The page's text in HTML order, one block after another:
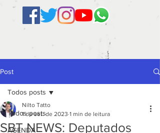
Post
Todos posts
AGENDA
Todos posts
SBT NEWS: Deputados
Nilto Tatto
1 de set. de 2023 1 min de leitura